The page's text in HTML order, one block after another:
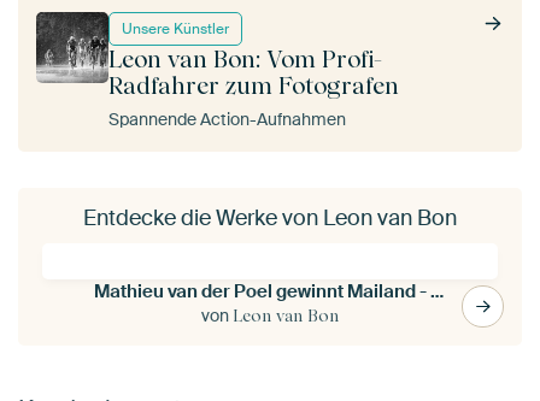
Unsere Künstler
Leon van Bon: Vom Profi-
Radfahrer zum Fotografen
Spannende Action-Aufnahmen
Entdecke die Werke von Leon van Bon
Mathieu van der Poel gewinnt Mailand - Sanremo
von Leon van Bon